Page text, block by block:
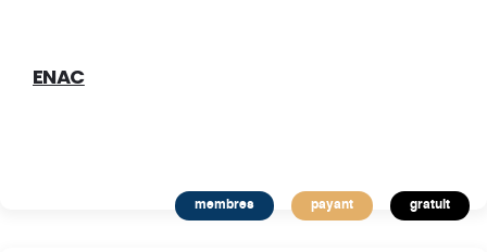
ENAC
membres payant gratuit